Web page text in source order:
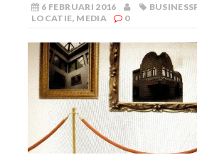
6 FEBRUARI 2016
LOCATIE, MEDIA 0